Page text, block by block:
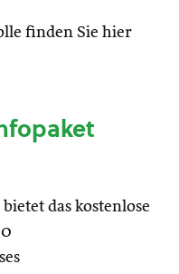
finden Sie hier
das kostenlose